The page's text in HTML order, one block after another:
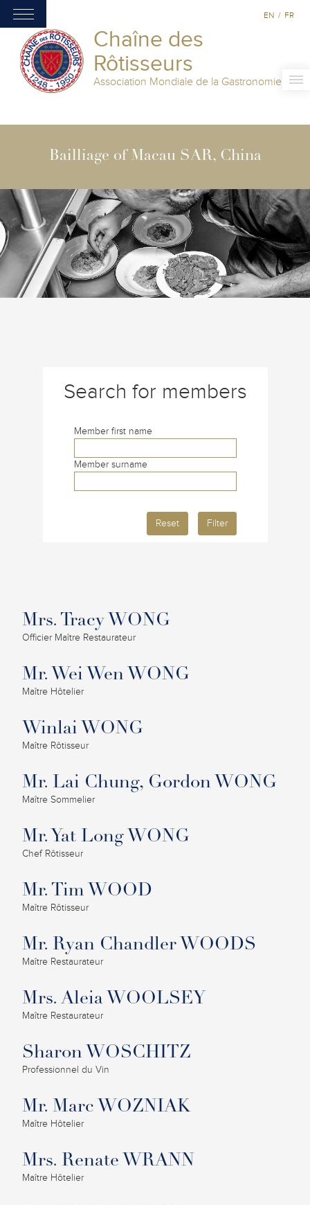
Chaîne des
Rôtisseurs
Association Mondiale de la Gastronomie
EN / FR
Bailliage of Macau SAR, China
Search for members
Member first name
Member surname
Reset Filter
Mrs. Tracy WONG
Officier Maître Restaurateur
Mr. Wei Wen WONG
Maître Hôtelier
Winlai WONG
Maître Rôtisseur
Mr. Lai Chung, Gordon WONG
Maître Sommelier
Mr. Yat Long WONG
Chef Rôtisseur
Mr. Tim WOOD
Maître Rôtisseur
Mr. Ryan Chandler WOODS
Maître Restaurateur
Mrs. Aleia WOOLSEY
Maître Restaurateur
Sharon WOSCHITZ
Professionnel du Vin
Mr. Marc WOZNIAK
Maître Hôtelier
Mrs. Renate WRANN
Maître Hôtelier